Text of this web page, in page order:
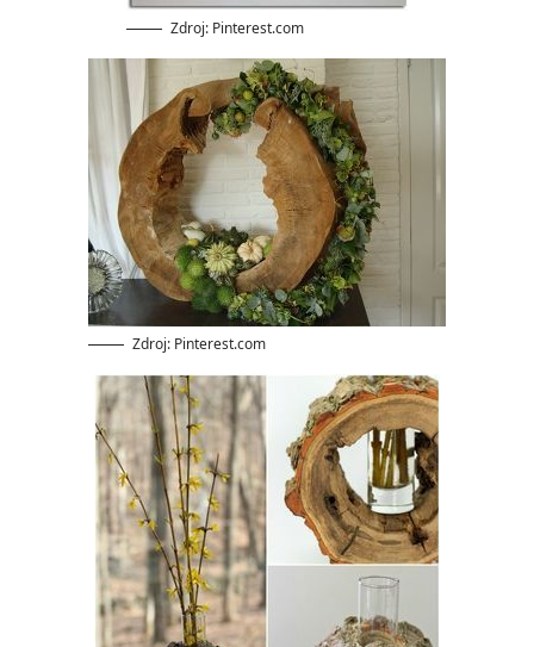
Zdroj: Pinterest.com
Zdroj: Pinterest.com